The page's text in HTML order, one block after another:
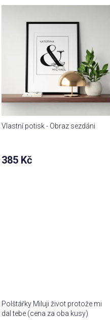
hvězdiček.
Vlastní potisk - Obraz sezdáni
385 Kč
Polštářky Miluji život protože mi
dal tebe (cena za oba kusy)